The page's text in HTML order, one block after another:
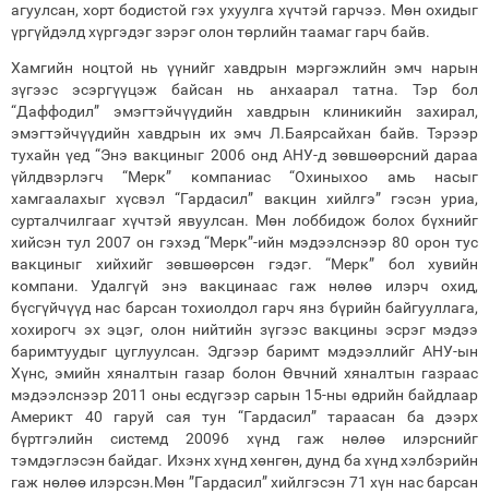
агуулсан, хорт бодистой гэх ухуулга хүчтэй гарчээ. Мөн охидыг
үргүйдэлд хүргэдэг зэрэг олон төрлийн таамаг гарч байв.
Хамгийн ноцтой нь үүнийг хавдрын мэргэжлийн эмч нарын
зүгээс эсэргүүцэж байсан нь анхаарал татна. Тэр бол
“Даффодил” эмэгтэйчүүдийн хавдрын клиникийн захирал,
эмэгтэйчүүдийн хавдрын их эмч Л.Баярсайхан байв. Тэрээр
тухайн үед “Энэ вакциныг 2006 онд АНУ-д зөвшөөрсний дараа
үйлдвэрлэгч “Мерк” компаниас “Охиныхоо амь насыг
хамгаалахыг хүсвэл “Гардасил” вакцин хийлгэ” гэсэн уриа,
сурталчилгааг хүчтэй явуулсан. Мөн лоббидож болох бүхнийг
хийсэн тул 2007 он гэхэд “Мерк”-ийн мэдээлснээр 80 орон тус
вакциныг хийхийг зөвшөөрсөн гэдэг. “Мерк” бол хувийн
компани. Удалгүй энэ вакцинаас гаж нөлөө илэрч охид,
бүсгүйчүүд нас барсан тохиолдол гарч янз бүрийн байгууллага,
хохирогч эх эцэг, олон нийтийн зүгээс вакцины эсрэг мэдээ
баримтуудыг цуглуулсан. Эдгээр баримт мэдээллийг АНУ-ын
Хүнс, эмийн хяналтын газар болон Өвчний хяналтын газраас
мэдээлснээр 2011 оны есдүгээр сарын 15-ны өдрийн байдлаар
Америкт 40 гаруй сая тун “Гардасил” тараасан ба дээрх
бүртгэлийн системд 20096 хүнд гаж нөлөө илэрснийг
тэмдэглэсэн байдаг. Ихэнх хүнд хөнгөн, дунд ба хүнд хэлбэрийн
гаж нөлөө илэрсэн.Мөн ”Гардасил” хийлгэсэн 71 хүн нас барсан